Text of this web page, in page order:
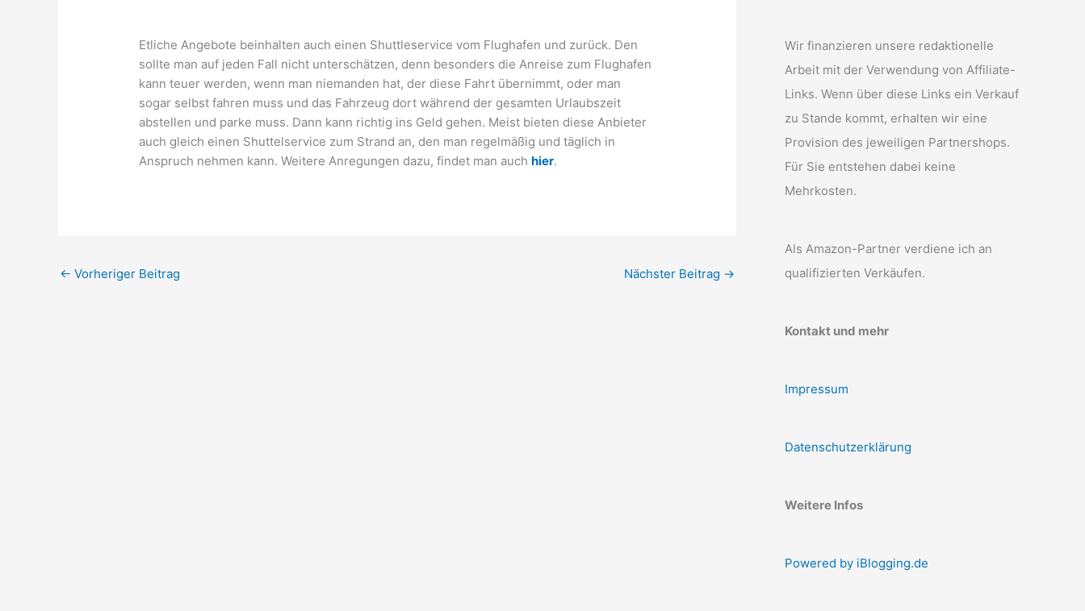
Etliche Angebote beinhalten auch einen Shuttleservice vom Flughafen und zurück. Den
sollte man auf jeden Fall nicht unterschätzen, denn besonders die Anreise zum Flughafen
kann teuer werden, wenn man niemanden hat, der diese Fahrt übernimmt, oder man
sogar selbst fahren muss und das Fahrzeug dort während der gesamten Urlaubszeit
abstellen und parke muss. Dann kann richtig ins Geld gehen. Meist bieten diese Anbieter
auch gleich einen Shuttelservice zum Strand an, den man regelmäßig und täglich in
Anspruch nehmen kann. Weitere Anregungen dazu, findet man auchhier.
← Vorheriger Beitrag Nächster Beitrag →
Wir finanzieren unsere redaktionelle
Arbeit mit der Verwendung von Affiliate-
Links. Wenn über diese Links ein Verkauf
zu Stande kommt, erhalten wir eine
Provision des jeweiligen Partnershops.
Für Sie entstehen dabei keine
Mehrkosten.
Als Amazon-Partner verdiene ich an
qualifizierten Verkäufen.
Kontakt und mehr
Impressum
Datenschutzerklärung
Weitere Infos
Powered by iBlogging.de